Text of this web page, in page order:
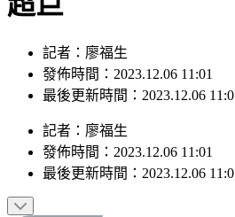
發佈時間：2023.12.06 11:01
最後更新時間：2023.12.06 11:01
發佈時間：2023.12.06 11:01
最後更新時間：2023.12.06 11:01